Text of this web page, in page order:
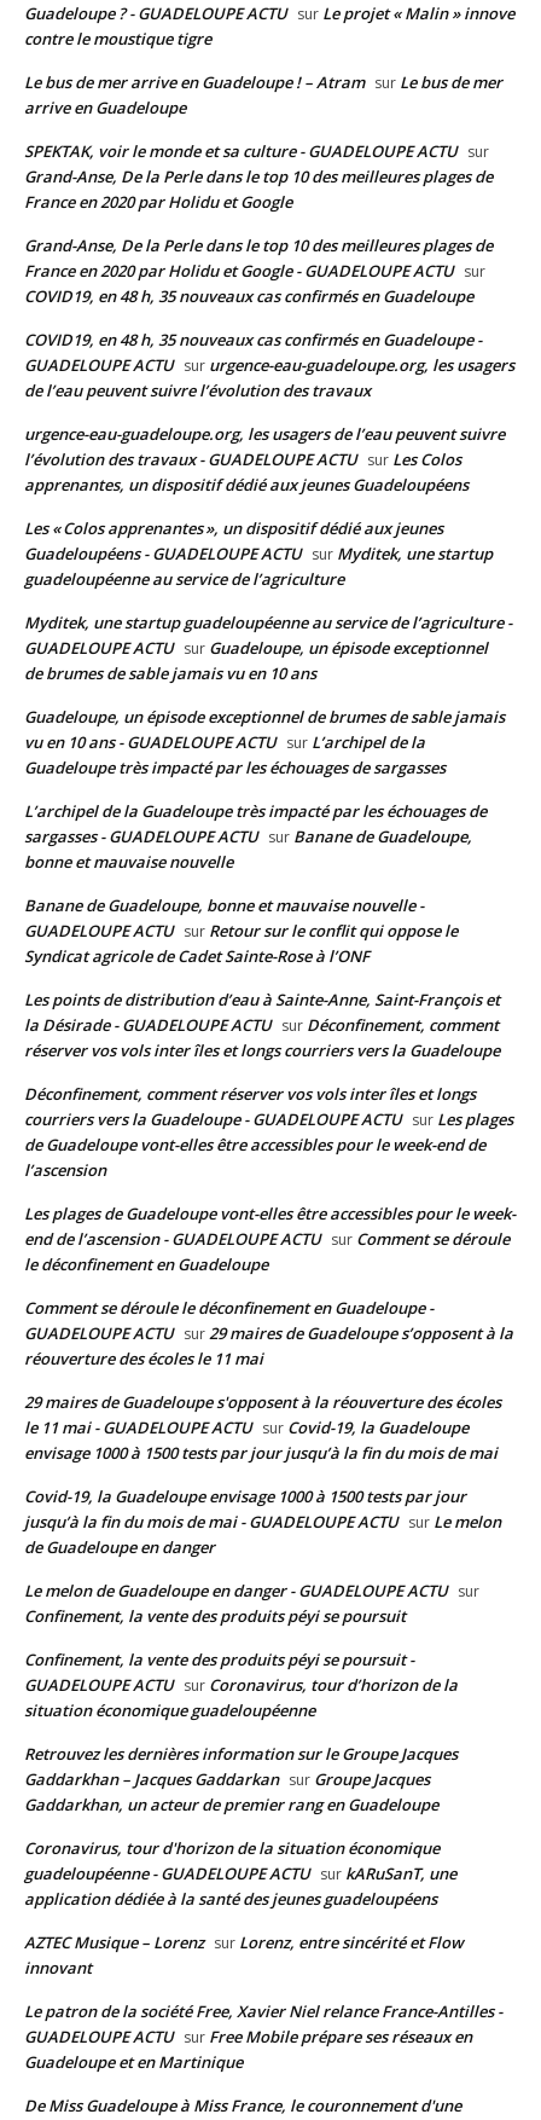
Guadeloupe ? - GUADELOUPE ACTU sur Le projet « Malin » innove
contre le moustique tigre
Le bus de mer arrive en Guadeloupe ! – Atram sur Le bus de mer
arrive en Guadeloupe
SPEKTAK, voir le monde et sa culture - GUADELOUPE ACTU sur
Grand-Anse, De la Perle dans le top 10 des meilleures plages de
France en 2020 par Holidu et Google
Grand-Anse, De la Perle dans le top 10 des meilleures plages de
France en 2020 par Holidu et Google - GUADELOUPE ACTU sur
COVID19, en 48 h, 35 nouveaux cas confirmés en Guadeloupe
COVID19, en 48 h, 35 nouveaux cas confirmés en Guadeloupe -
GUADELOUPE ACTU sur urgence-eau-guadeloupe.org, les usagers
de l’eau peuvent suivre l’évolution des travaux
urgence-eau-guadeloupe.org, les usagers de l’eau peuvent suivre
l’évolution des travaux - GUADELOUPE ACTU sur Les Colos
apprenantes, un dispositif dédié aux jeunes Guadeloupéens
Les « Colos apprenantes », un dispositif dédié aux jeunes
Guadeloupéens - GUADELOUPE ACTU sur Myditek, une startup
guadeloupéenne au service de l’agriculture
Myditek, une startup guadeloupéenne au service de l’agriculture -
GUADELOUPE ACTU sur Guadeloupe, un épisode exceptionnel
de brumes de sable jamais vu en 10 ans
Guadeloupe, un épisode exceptionnel de brumes de sable jamais
vu en 10 ans - GUADELOUPE ACTU sur L’archipel de la
Guadeloupe très impacté par les échouages de sargasses
L’archipel de la Guadeloupe très impacté par les échouages de
sargasses - GUADELOUPE ACTU sur Banane de Guadeloupe,
bonne et mauvaise nouvelle
Banane de Guadeloupe, bonne et mauvaise nouvelle -
GUADELOUPE ACTU sur Retour sur le conflit qui oppose le
Syndicat agricole de Cadet Sainte-Rose à l’ONF
Les points de distribution d’eau à Sainte-Anne, Saint-François et
la Désirade - GUADELOUPE ACTU sur Déconfinement, comment
réserver vos vols inter îles et longs courriers vers la Guadeloupe
Déconfinement, comment réserver vos vols inter îles et longs
courriers vers la Guadeloupe - GUADELOUPE ACTU sur Les plages
de Guadeloupe vont-elles être accessibles pour le week-end de
l’ascension
Les plages de Guadeloupe vont-elles être accessibles pour le week-
end de l’ascension - GUADELOUPE ACTU sur Comment se déroule
le déconfinement en Guadeloupe
Comment se déroule le déconfinement en Guadeloupe -
GUADELOUPE ACTU sur29 maires de Guadeloupe s’opposent à la
réouverture des écoles le 11 mai
29 maires de Guadeloupe s'opposent à la réouverture des écoles
le 11 mai - GUADELOUPE ACTU sur Covid-19, la Guadeloupe
envisage 1000 à 1500 tests par jour jusqu’à la fin du mois de mai
Covid-19, la Guadeloupe envisage 1000 à 1500 tests par jour
jusqu’à la fin du mois de mai - GUADELOUPE ACTU sur Le melon
de Guadeloupe en danger
Le melon de Guadeloupe en danger - GUADELOUPE ACTU sur
Confinement, la vente des produits péyi se poursuit
Confinement, la vente des produits péyi se poursuit -
GUADELOUPE ACTU sur Coronavirus, tour d’horizon de la
situation économique guadeloupéenne
Retrouvez les dernières information sur le Groupe Jacques
Gaddarkhan – Jacques Gaddarkan sur Groupe Jacques
Gaddarkhan, un acteur de premier rang en Guadeloupe
Coronavirus, tour d'horizon de la situation économique
guadeloupéenne - GUADELOUPE ACTU sur kARuSanT, une
application dédiée à la santé des jeunes guadeloupéens
AZTEC Musique – Lorenz sur Lorenz, entre sincérité et Flow
innovant
Le patron de la société Free, Xavier Niel relance France-Antilles -
GUADELOUPE ACTU sur Free Mobile prépare ses réseaux en
Guadeloupe et en Martinique
De Miss Guadeloupe à Miss France, le couronnement d'une